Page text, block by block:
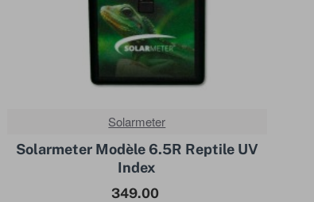
Solarmeter
Solarmeter Modèle 6.5R Reptile UV
Index
349.00